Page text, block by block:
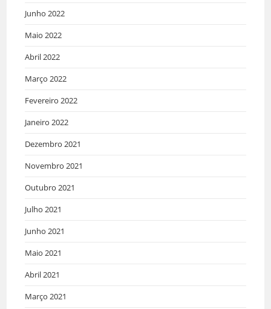
Junho 2022
Maio 2022
Abril 2022
Março 2022
Fevereiro 2022
Janeiro 2022
Dezembro 2021
Novembro 2021
Outubro 2021
Julho 2021
Junho 2021
Maio 2021
Abril 2021
Março 2021